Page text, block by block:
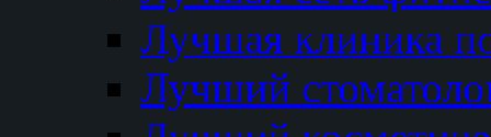
Лучшая клиника
Лучший